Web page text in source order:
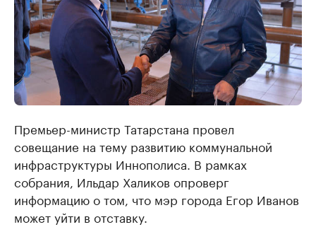
Премьер-министр Татарстана провел
совещание на тему развитию коммунальной
инфраструктуры Иннополиса. В рамках
собрания, Ильдар Халиков опроверг
информацию о том, что мэр города Егор Иванов
может уйти в отставку.